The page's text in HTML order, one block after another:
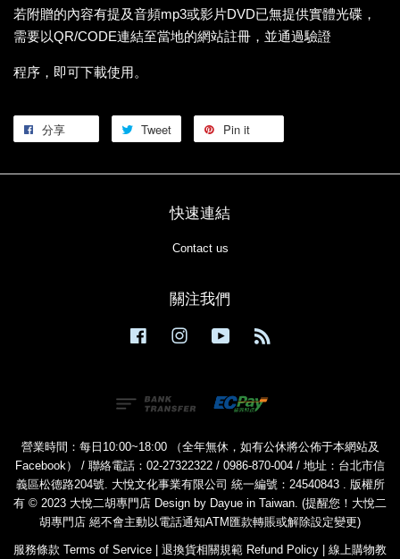
若附贈的內容有提及音頻mp3或影片DVD已無提供實體光碟，
需要以QR/CODE連結至當地的網站註冊，並通過驗證
程序，即可下載使用。
分享 Tweet Pin it
快速連結
Contact us
關注我們
Facebook Instagram YouTube
營業時間：每日10:00~18:00 （全年無休，如有公休將公佈于本網站及
Facebook） / 聯絡電話：02-27322322 / 0986-870-004 / 地址：台北市信
義區松德路204號. 大悅文化事業有限公司 統一編號：24540843 . 版權所
有 © 2023 大悅二胡專門店 Design by Dayue in Taiwan. (提醒您！大悅二
胡專門店 絕不會主動以電話通知ATM匯款轉賬或解除設定變更)
服務條款 Terms of Service 退換貨相關規範 Refund Policy 線上購物教